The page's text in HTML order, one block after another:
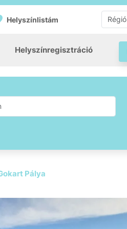
Helyszínlistám
Helyszínregisztráció
Pálya